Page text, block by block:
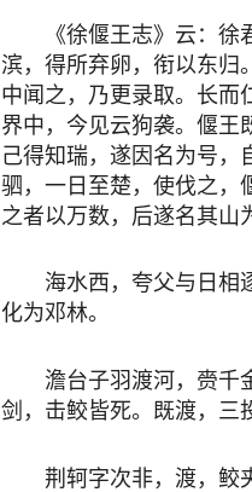
《徐偃王志》云：
滨，得所弃卵，衔以东归
中闻之，乃更录取。长而
界中，今见云狗袭。偃王
己得知瑞，遂因名为号，
驷，一日至楚，使伐之，
之者以万数，后遂名其山
海水西，夸父与日相
化为邓林。
澹台子羽渡河，赍千
剑，击鲛皆死。既渡，三
荆轲字次非，渡，鲛